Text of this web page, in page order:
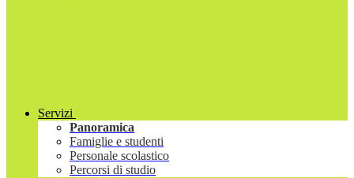
Servizi
Panoramica
Famiglie e studenti
Personale scolastico
Percorsi di studio